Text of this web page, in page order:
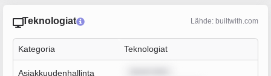
Teknologiat Lähde: builtwith.com
Kategoria Teknologiat
Asiakkuudenhallinta